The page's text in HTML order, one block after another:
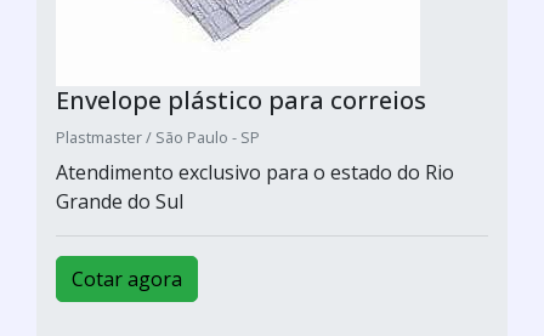
Envelope plástico para correios
Plastmaster / São Paulo - SP
Atendimento exclusivo para o estado do Rio
Grande do Sul
Cotar agora